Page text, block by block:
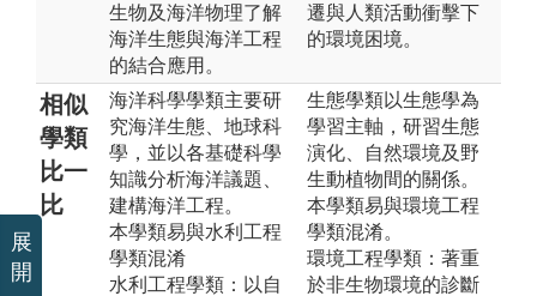
生物及海洋物理了解
海洋生態與海洋工程
的結合應用。
遷與人類活動衝擊下
的環境困境。
相似
學類
比一
比
海洋科學學類主要研
究海洋生態、地球科
學，並以各基礎科學
知識分析海洋議題、
建構海洋工程。
本學類易與水利工程
學類混淆
水利工程學類：以自
生態學類以生態學為
學習主軸，研習生態
演化、自然環境及野
生動植物間的關係。
本學類易與環境工程
學類混淆。
環境工程學類：著重
於非生物環境的診斷
展
開